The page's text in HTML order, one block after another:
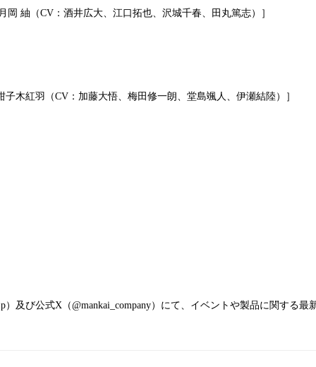
岡 紬（CV：酒井広大、江口拓也、沢城千春、田丸篤志）］
木紅羽（CV：加藤大悟、梅田修一朗、堂島颯人、伊瀬結陸）］
）及び公式X（@mankai_company）にて、イベントや製品に関する